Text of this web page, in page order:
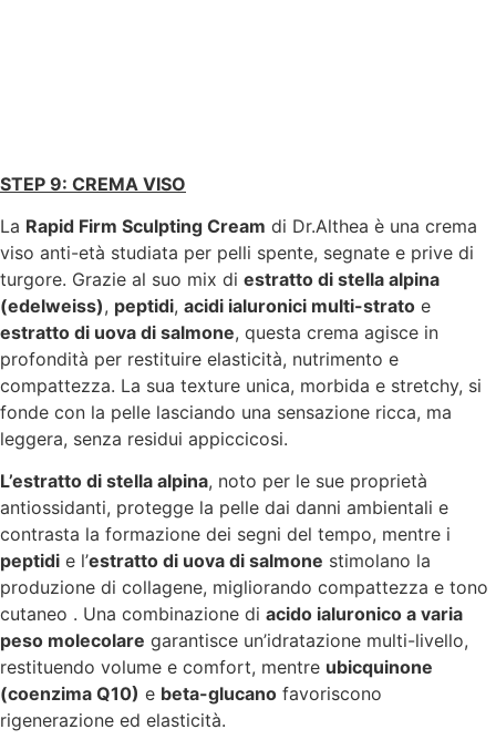
STEP 9: CREMA VISO
La Rapid Firm Sculpting Cream di Dr.Althea è una crema
viso anti-età studiata per pelli spente, segnate e prive di
turgore. Grazie al suo mix di estratto di stella alpina
(edelweiss), peptidi, acidi ialuronici multi-strato e
estratto di uova di salmone, questa crema agisce in
profondità per restituire elasticità, nutrimento e
compattezza. La sua texture unica, morbida e stretchy, si
fonde con la pelle lasciando una sensazione ricca, ma
leggera, senza residui appiccicosi.
L’estratto di stella alpina, noto per le sue proprietà
antiossidanti, protegge la pelle dai danni ambientali e
contrasta la formazione dei segni del tempo, mentre i
peptidi e l’estratto di uova di salmone stimolano la
produzione di collagene, migliorando compattezza e tono
cutaneo . Una combinazione di acido ialuronico a varia
peso molecolare garantisce un’idratazione multi-livello,
restituendo volume e comfort, mentre ubicquinone
(coenzima Q10) e beta-glucano favoriscono
rigenerazione ed elasticità.